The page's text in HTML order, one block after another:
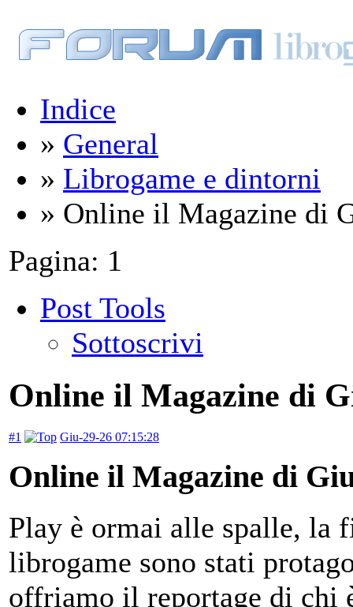
Indice
» General
» Librogame e dintorni
» Online il Magazine di
Pagina: 1
Post Tools
Sottoscrivi
Online il Magazine di
#1 Giu-29-26 07:15:28
Online il Magazine di
Play è ormai alle spalle, la
librogame sono stati
offriamo il reportage di chi